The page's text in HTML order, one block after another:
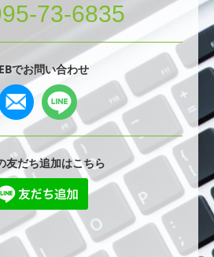
73-6835
でお問い合わせ
友だち追加はこちら